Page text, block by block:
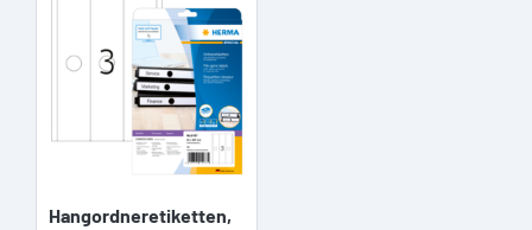
Hangordneretiketten,